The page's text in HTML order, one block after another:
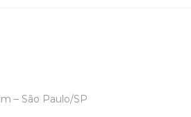
– São Paulo/SP